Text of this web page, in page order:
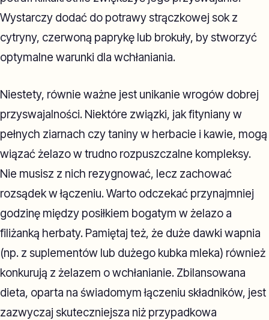
Wystarczy dodać do potrawy strączkowej sok z
cytryny, czerwoną paprykę lub brokuły, by stworzyć
optymalne warunki dla wchłaniania.
Niestety, równie ważne jest unikanie wrogów dobrej
przyswajalności. Niektóre związki, jak fityniany w
pełnych ziarnach czy taniny w herbacie i kawie, mogą
wiązać żelazo w trudno rozpuszczalne kompleksy.
Nie musisz z nich rezygnować, lecz zachować
rozsądek w łączeniu. Warto odczekać przynajmniej
godzinę między posiłkiem bogatym w żelazo a
filiżanką herbaty. Pamiętaj też, że duże dawki wapnia
(np. z suplementów lub dużego kubka mleka) również
konkurują z żelazem o wchłanianie. Zbilansowana
dieta, oparta na świadomym łączeniu składników, jest
zazwyczaj skuteczniejsza niż przypadkowa